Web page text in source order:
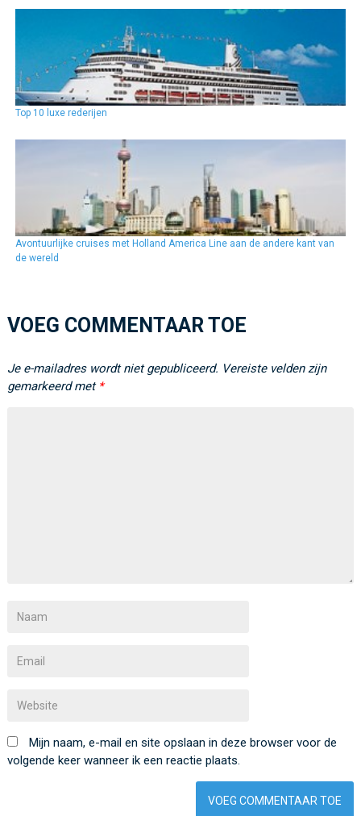
Top 10 luxe rederijen
Avontuurlijke cruises met Holland America Line aan de andere kant van
de wereld
VOEG COMMENTAAR TOE
Je e-mailadres wordt niet gepubliceerd. Vereiste velden zijn
gemarkeerd met *
Mijn naam, e-mail en site opslaan in deze browser voor de
volgende keer wanneer ik een reactie plaats.